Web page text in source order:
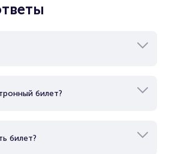
билет?
билет?